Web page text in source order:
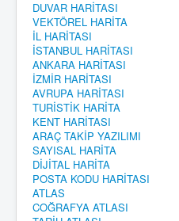
DUVAR HARİTASI
VEKTÖREL HARİTA
İL HARİTASI
İSTANBUL HARİTASI
ANKARA HARİTASI
İZMİR HARİTASI
AVRUPA HARİTASI
TURİSTİK HARİTA
KENT HARİTASI
ARAÇ TAKİP YAZILIMI
SAYISAL HARİTA
DİJİTAL HARİTA
POSTA KODU HARİTASI
ATLAS
COĞRAFYA ATLASI